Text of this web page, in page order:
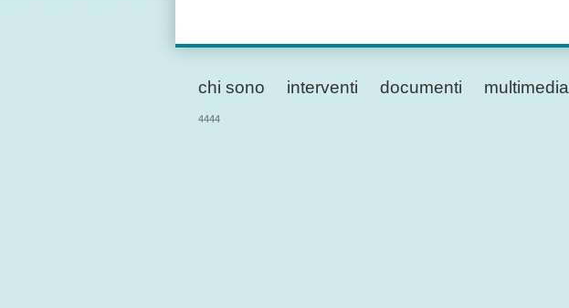
chi sono interventi documenti multimedia
4444